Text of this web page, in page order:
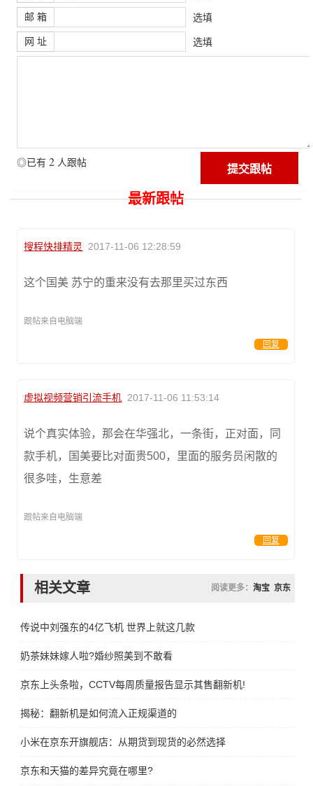
邮 箱 选填
网 址 选填
◎已有 2 人跟帖
最新跟帖
搜程快排精灵 2017-11-06 12:28:59
这个国美 苏宁的重来没有去那里买过东西
跟帖来自电脑端
回复
虚拟视频营销引流手机 2017-11-06 11:53:14
说个真实体验，那会在华强北，一条街，正对面，同
款手机，国美要比对面贵500，里面的服务员闲散的
很多哇，生意差
跟帖来自电脑端
回复
相关文章 阅读更多： 淘宝 京东
传说中刘强东的4亿飞机 世界上就这几款
奶茶妹妹嫁人啦?婚纱照美到不敢看
京东上头条啦，CCTV每周质量报告显示其售翻新机!
揭秘：翻新机是如何流入正规渠道的
小米在京东开旗舰店：从期货到现货的必然选择
京东和天猫的差异究竟在哪里?